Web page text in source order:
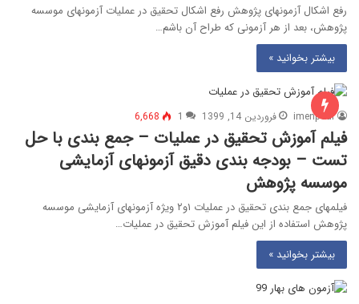
رفع اشکال آزمونهای پژوهش رفع اشکال تحقیق در عملیات آزمونهای موسسه
پژوهش، بعد از هر آزمونی که طراح آن باشم…
بیشتر بخوانید »
imenpour فروردین 14, 1399 1
6,668
فیلم آموزش تحقیق در عملیات – جمع بندی با حل
تست – بودجه بندی دقیق آزمونهای آزمایشی
موسسه پژوهش
فیلمهای جمع بندی تحقیق در عملیات ۱و۲ ویژه آزمونهای آزمایشی موسسه
پژوهش استفاده از این فیلم آموزش تحقیق در عملیات…
بیشتر بخوانید »